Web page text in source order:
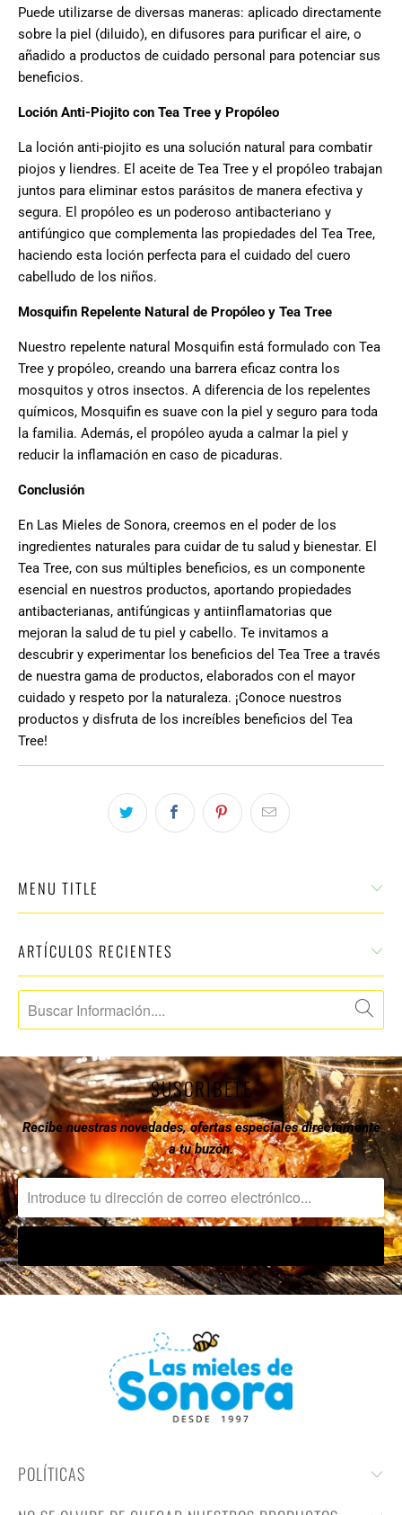
Puede utilizarse de diversas maneras: aplicado directamente
sobre la piel (diluido), en difusores para purificar el aire, o
añadido a productos de cuidado personal para potenciar sus
beneficios.
Loción Anti-Piojito con Tea Tree y Propóleo
La loción anti-piojito es una solución natural para combatir
piojos y liendres. El aceite de Tea Tree y el propóleo trabajan
juntos para eliminar estos parásitos de manera efectiva y
segura. El propóleo es un poderoso antibacteriano y
antifúngico que complementa las propiedades del Tea Tree,
haciendo esta loción perfecta para el cuidado del cuero
cabelludo de los niños.
Mosquifin Repelente Natural de Propóleo y Tea Tree
Nuestro repelente natural Mosquifin está formulado con Tea
Tree y propóleo, creando una barrera eficaz contra los
mosquitos y otros insectos. A diferencia de los repelentes
químicos, Mosquifin es suave con la piel y seguro para toda
la familia. Además, el propóleo ayuda a calmar la piel y
reducir la inflamación en caso de picaduras.
Conclusión
En Las Mieles de Sonora, creemos en el poder de los
ingredientes naturales para cuidar de tu salud y bienestar. El
Tea Tree, con sus múltiples beneficios, es un componente
esencial en nuestros productos, aportando propiedades
antibacterianas, antifúngicas y antiinflamatorias que
mejoran la salud de tu piel y cabello. Te invitamos a
descubrir y experimentar los beneficios del Tea Tree a través
de nuestra gama de productos, elaborados con el mayor
cuidado y respeto por la naturaleza. ¡Conoce nuestros
productos y disfruta de los increíbles beneficios del Tea
Tree!
MENU TITLE
ARTÍCULOS RECIENTES
SUSCRIBETE
Recibe nuestras novedades, ofertas especiales directamente
a tu buzón.
POLÍTICAS